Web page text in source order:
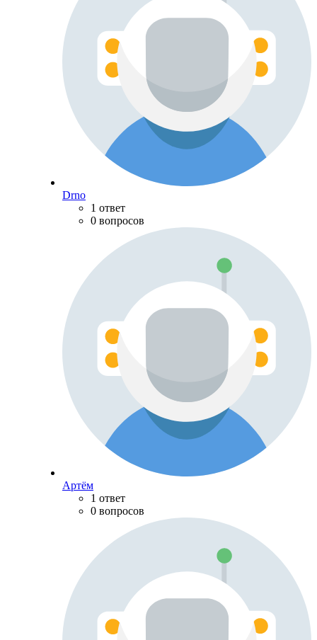
Drno
1 ответ
0 вопросов
Артём
1 ответ
0 вопросов